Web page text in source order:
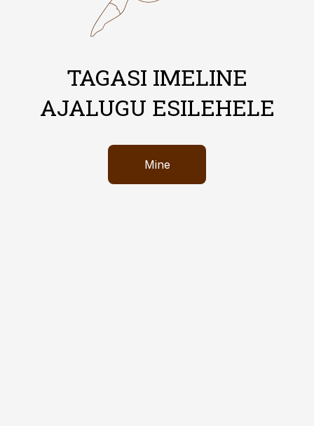
TAGASI IMELINE
AJALUGU ESILEHELE
Mine